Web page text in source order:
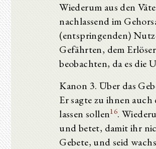
Wiederum aus den
nachlassend im
(entspringenden)
Gefährten, dem
beobachten, da es die
Kanon 3. Über das
Er sagte zu ihnen
lassen sollen16.
und betet, damit ihr
Gebete, und seid